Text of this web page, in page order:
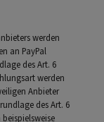
werden
an PayPal
des Art. 6
werden
Anbieter
des Art. 6